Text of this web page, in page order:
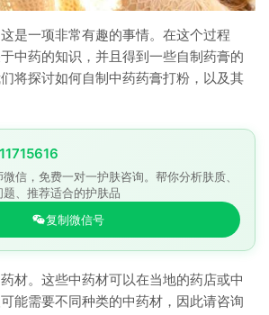
是一项非常有趣的事情。在这个过程
中药的知识，并且得到一些自制药膏的
将探讨如何自制中药药膏打粉，以及其
11715616
信，免费一对一护肤咨询。帮你分析肤质、
、推荐适合的护肤品
复制微信号
材。这些中药材可以在当地的药店或中
能需要不同种类的中药材，因此请咨询